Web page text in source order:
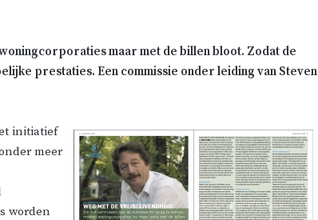
maar met de billen bloot. Zodat de
prestaties. Een commissie onder leiding van Steven
initiatief
meer
worden